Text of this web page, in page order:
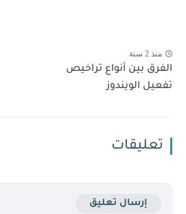
منذ 2 سنة
الفرق بين أنواع تراخيص
تفعيل الويندوز
تعليقات
إرسال تعليق